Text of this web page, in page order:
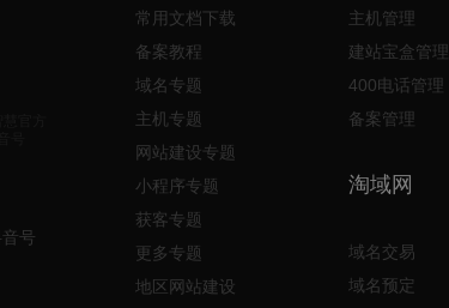
号
常用文档下载
备案教程
域名专题
主机专题
网站建设专题
小程序专题
获客专题
更多专题
地区网站建设
主机管理
建站宝盒管理
400电话管理
备案管理
淘域网
域名交易
域名预定